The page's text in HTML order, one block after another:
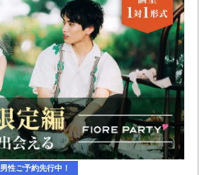
男性ご予約先行中！